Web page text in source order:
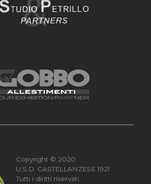
Copyright © 2020
U.S.D. CASTELLANZESE 1921
Tutti i diritti riservati.